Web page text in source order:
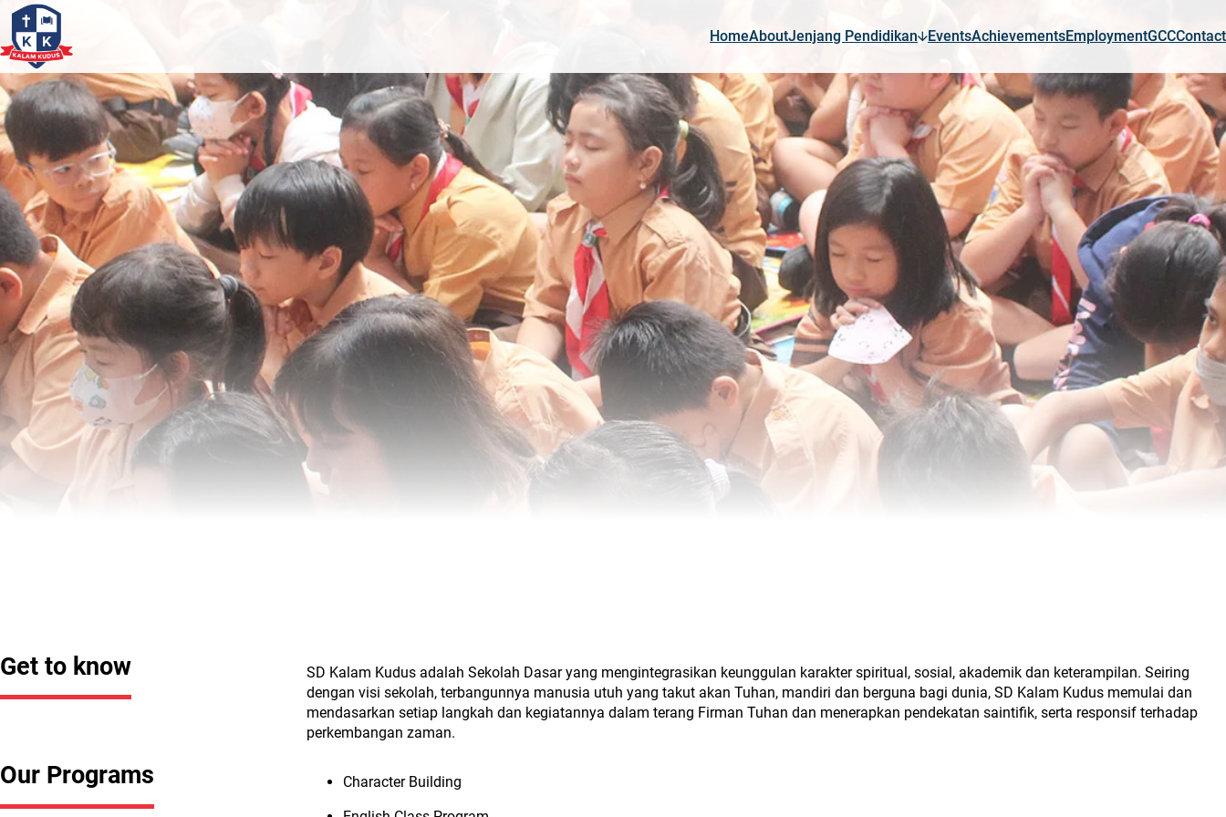
HomeAboutJenjang Pendidikan EventsAchievementsEmploymentGCCContact
Get to know
SD Kalam Kudus adalah Sekolah Dasar yang mengintegrasikan keunggulan karakter spiritual, sosial, akademik dan keterampilan. Seiring
dengan visi sekolah, terbangunnya manusia utuh yang takut akan Tuhan, mandiri dan berguna bagi dunia, SD Kalam Kudus memulai dan
mendasarkan setiap langkah dan kegiatannya dalam terang Firman Tuhan dan menerapkan pendekatan saintifik, serta responsif terhadap
perkembangan zaman.
Our Programs
Character Building